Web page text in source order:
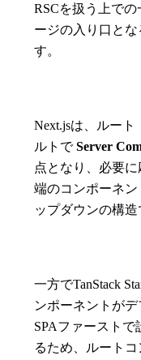
RSCを扱う上で
ージの入り口と
す。
Next.jsは、ルート
ルトでServer
点となり、必要
端のコンポーネ
ップダウンの構造
一方でTanStack
ンポーネントが
SPAファーストで
るため、ルート